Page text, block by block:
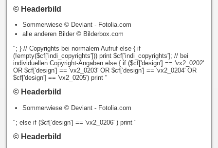
© Headerbild
Sommerwiese © Deviant - Fotolia.com
alle anderen Bilder © Bilderbox.com
"; } // Copyrights bei normalem Aufruf else { if
(!empty($cf['indi_copyrights'])) print $cf['indi_copyrights']; // bei
individuellen Copyright-Angaben else { if ($cf['design'] == 'vx2_0202'
OR $cf['design'] == 'vx2_0203' OR $cf['design'] == 'vx2_0204' OR
$cf['design'] == 'vx2_0205') print "
© Headerbild
Sommerwiese © Deviant - Fotolia.com
"; else if ($cf['design'] == 'vx2_0206' ) print "
© Headerbild